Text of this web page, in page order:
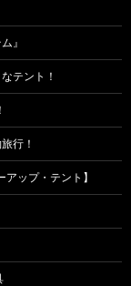
』
テント！
行！
ップ・テント】